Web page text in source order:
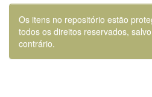
Os itens no repositório estão
todos os direitos reservados,
contrário.